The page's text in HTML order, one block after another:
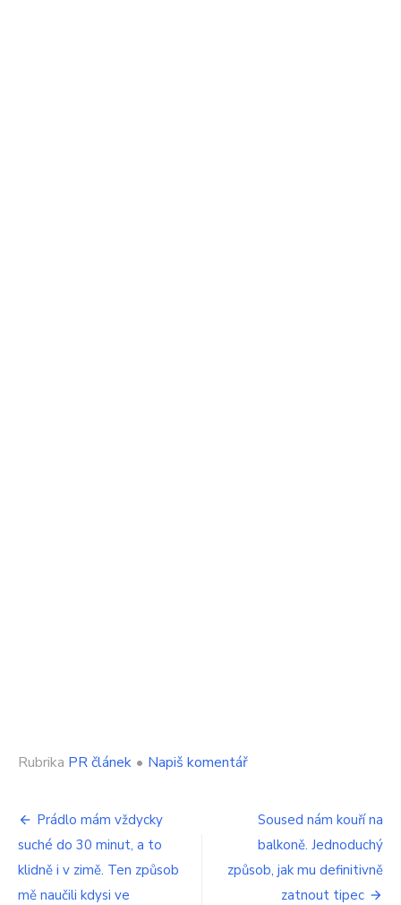
Rubrika PR článek • Napiš komentářon
tvoří
na
kůži
Navigace
pro
příspěvek
Prádlo mám vždycky
suché do 30 minut, a to
klidně i v zimě. Ten způsob
mě naučili kdysi ve
Soused nám kouří na
balkoně. Jednoduchý
způsob, jak mu definitivně
zatnout tipec